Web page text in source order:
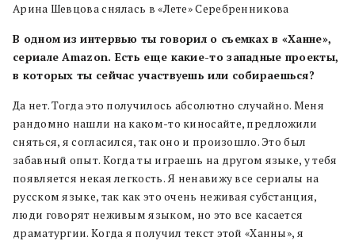
Арина Шевцова снялась в «Лете» Серебренникова
В одном из интервью ты говорил о съемках в «Ханне»,
сериале Amazon. Есть еще какие-то западные проекты,
в которых ты сейчас участвуешь или собираешься?
Да нет. Тогда это получилось абсолютно случайно. Меня
рандомно нашли на каком-то киносайте, предложили
сняться, я согласился, так оно и произошло. Это был
забавный опыт. Когда ты играешь на другом языке, у тебя
появляется некая легкость. Я ненавижу все сериалы на
русском языке, так как это очень неживая субстанция,
люди говорят неживым языком, но это все касается
драматургии. Когда я получил текст этой «Ханны», я